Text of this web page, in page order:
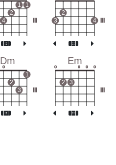
4
2
1 1
3
2
4
Dm
o
2
3
1
Em
o
2 3
o o o